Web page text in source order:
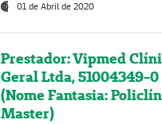
01 de Abril de 2020
Prestador: Vipmed
Geral Ltda, 51004349-0
(Nome Fantasia:
Master)